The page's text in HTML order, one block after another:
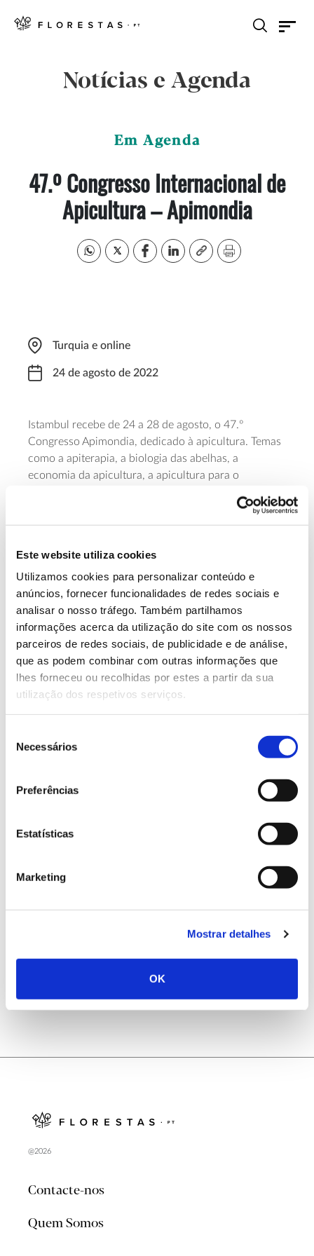
Este website utiliza cookies
Utilizamos cookies para personalizar conteúdo e
anúncios, fornecer funcionalidades de redes sociais e
analisar o nosso tráfego. Também partilhamos
informações acerca da utilização do site com os nossos
parceiros de redes sociais, de publicidade e de análise,
que as podem combinar com outras informações que
lhes forneceu ou recolhidas por estes a partir da sua
utilização dos respetivos serviços.
Necessários
Preferências
Estatísticas
Marketing
Mostrar detalhes
OK
Notícias e Agenda
Em Agenda
47.º Congresso Internacional de
Apicultura – Apimondia
Turquia e online
24 de agosto de 2022
Istambul recebe de 24 a 28 de agosto, o 47.º
Congresso Apimondia, dedicado à apicultura. Temas
como a apiterapia, a biologia das abelhas, a
economia da apicultura, a apicultura para o
polinização e flora apícola, tecnologia e a qualidade
da apicultura serão debatidos por especialistas de
podeassistir a partes do evento de forma virtual
Conheça todas as modalidades deregisto aqui.
Saiba mais sobre este congresso.
13.07.2026
Genoma do priolo e de outras espécies em risco:
Registar galhas de Trichi em acácia-das-espigas:
cidadãos chamados a ajudar
Natureza e florestas procuram jovens voluntários
@2026
Contacte-nos
Quem Somos